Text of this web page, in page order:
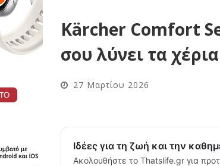
Kärcher Comfort
σου λύνει τα χέρια
27 Μαρτίου 2026
Ιδέες για τη ζωή και την
Ακολουθήστε το Thatslife.gr για